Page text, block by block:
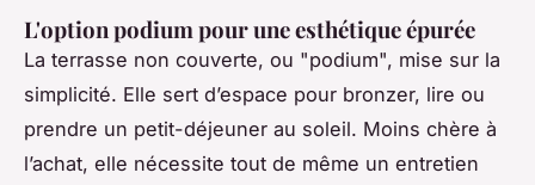
L'option podium pour une esthétique épurée
La terrasse non couverte, ou "podium", mise sur la
simplicité. Elle sert d’espace pour bronzer, lire ou
prendre un petit-déjeuner au soleil. Moins chère à
l’achat, elle nécessite tout de même un entretien